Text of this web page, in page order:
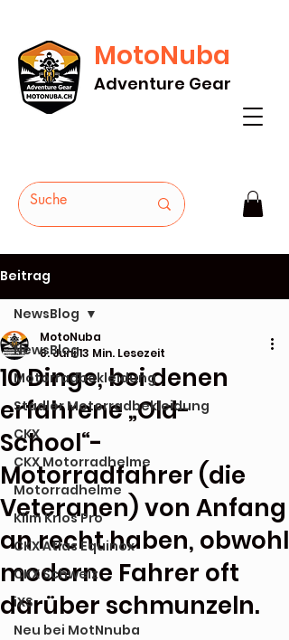
GRATIS VERSAND AB Fr. 200* - HEUTE
BESTELLEN
MotoNuba
Adventure Gear
Beitrag
NewsBlog
Motorradbekleidung
Stadler Motorradbekleidung
CKX
CKX Motorradhelme
Motorradhelme
Klim Krios Pro
CKX Atlas Equinox
CKX Schweiz
iXS
Neu bei MotNnuba
NewsBlog
10 Dinge, bei denen
erfahrene „Old-
School“-
Motorradfahrer (die
Veteranen) von Anfang
an recht haben, obwohl
moderne Fahrer oft
darüber schmunzeln.
MotoNuba
8. Juni13 Min. Lesezeit